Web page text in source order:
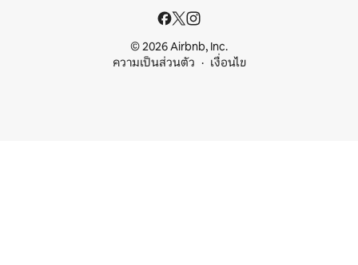
© 2026 Airbnb, Inc.
ความเป็นส่วนตัว
เงื่อนไข